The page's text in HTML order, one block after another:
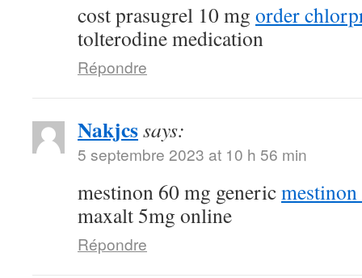
cost prasugrel 10 mg order
tolterodine medication
Répondre
Nakjcssays:
5 septembre 2023 at 10 h 56 min
mestinon 60 mg generic
maxalt 5mg online
Répondre